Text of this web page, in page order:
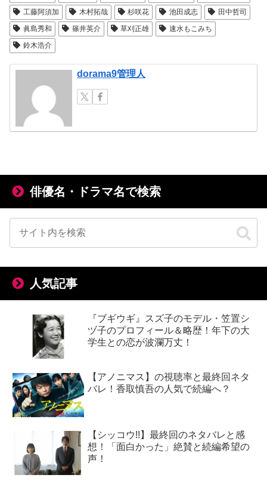
工藤阿須加
木村拓哉 杉咲花 池田成志
田中哲司
眞島秀和
篠井英介 草刈正雄
速水もこみち
鈴木浩介
dorama9管理人
俳優名・ドラマ名で検索
人気記事
『ブギウギ』スズ子のモデル・笠置シ
ヅ子のプロフィール＆略歴！年下の大
学生との恋が波瀾万丈！
【アノニマス】の視聴率と最終回ネタ
バレ！香取慎吾の人気で続編へ？
【シッコウ!!】最終回のネタバレと感
想！「面白かった」絶賛と続編希望の
声！